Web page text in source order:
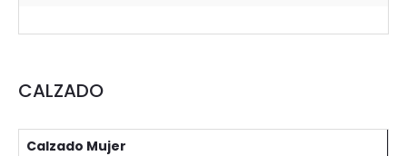
CALZADO
Calzado Mujer